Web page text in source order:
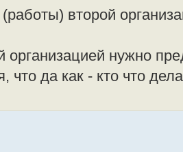
(работы) второй
организацией нужно
что да как - кто что